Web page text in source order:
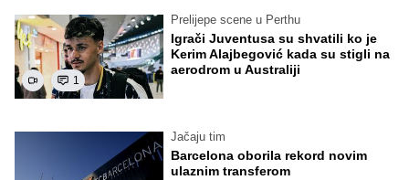
1
Prelijepe scene u Perthu
Igrači Juventusa su shvatili ko je
Kerim Alajbegović kada su stigli na
aerodrom u Australiji
Jačaju tim
Barcelona oborila rekord novim
ulaznim transferom